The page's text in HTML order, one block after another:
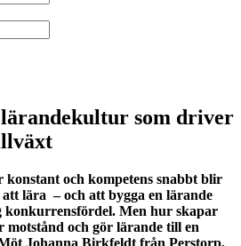
lärandekultur som driver
och kompetens snabbt blir
lära – och att bygga en lärande
konkurrensfördel. Men hur skapar
och gör lärande till en
Johanna Birkfeldt från Perstorp,